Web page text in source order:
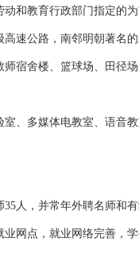
和教育行政部门指定的
公路，南邻明朝著名
宿舍楼、篮球场、田径
多媒体电教室、语音
，并常年外聘名师和
网点，就业网络完善，学